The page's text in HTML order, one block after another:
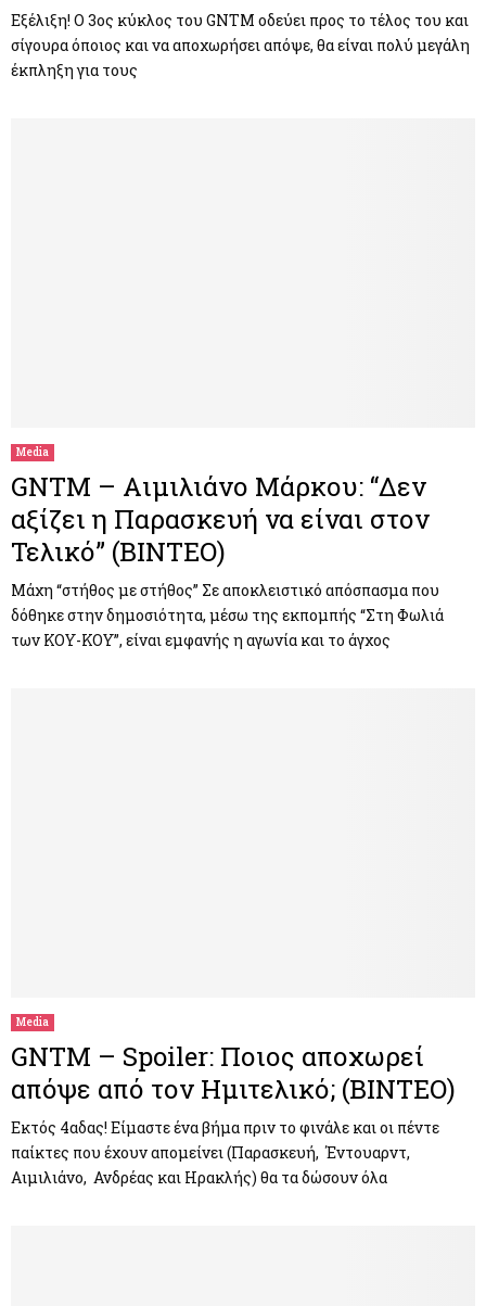
Εξέλιξη! Ο 3ος κύκλος του GNTM οδεύει προς το τέλος του και
σίγουρα όποιος και να αποχωρήσει απόψε, θα είναι πολύ μεγάλη
έκπληξη για τους
Media
GNTM – Αιμιλιάνο Μάρκου: “Δεν
αξίζει η Παρασκευή να είναι στον
Τελικό” (ΒΙΝΤΕΟ)
Μάχη “στήθος με στήθος” Σε αποκλειστικό απόσπασμα που
δόθηκε στην δημοσιότητα, μέσω της εκπομπής “Στη Φωλιά
των ΚΟΥ-ΚΟΥ”, είναι εμφανής η αγωνία και το άγχος
Media
GNTM – Spoiler: Ποιος αποχωρεί
απόψε από τον Ημιτελικό; (ΒΙΝΤΕΟ)
Εκτός 4αδας! Είμαστε ένα βήμα πριν το φινάλε και οι πέντε
παίκτες που έχουν απομείνει (Παρασκευή, Έντουαρντ,
Αιμιλιάνο, Ανδρέας και Ηρακλής) θα τα δώσουν όλα